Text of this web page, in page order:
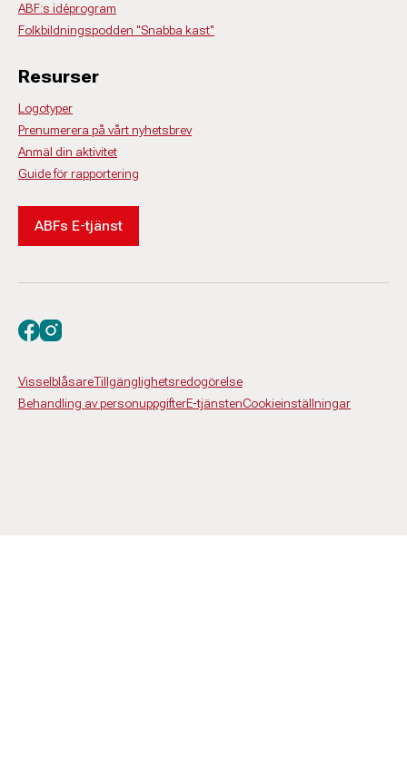
ABF:s idéprogram
Folkbildningspodden "Snabba kast"
Resurser
Logotyper
Prenumerera på vårt nyhetsbrev
Anmäl din aktivitet
Guide för rapportering
ABFs E-tjänst
VisselblåsareTillgänglighetsredogörelse
Behandling av personuppgifterE-tjänstenCookieinställningar
Besök oss på facebook
Besök oss på instagram